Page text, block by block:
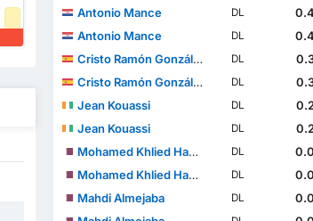
Antonio Mance
DL
Antonio Mance
DL
Cristo Ramón González Pérez
DL
Cristo Ramón González Pérez
DL
Jean Kouassi
DL
Jean Kouassi
DL
Mohamed Khlied Hassan
DL
Mohamed Khlied Hassan
DL
Mahdi Almejaba
DL